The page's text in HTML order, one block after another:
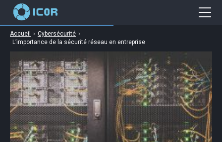
Accueil › Cybersécurité ›
L’importance de la sécurité réseau en entreprise
Cybersécurité
Web
Business
High Tech